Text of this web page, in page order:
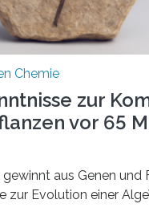
Chemie
zur
vor 65
aus Genen und
zur Evolution einer